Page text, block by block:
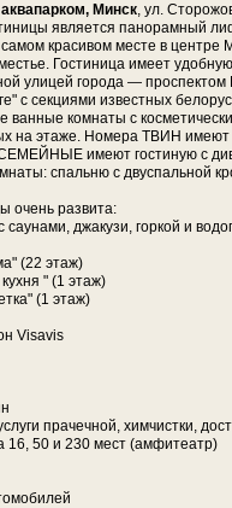
Минск, ул.
является панорамный
красивом месте в центре
Гостиница имеет
улицей города —
с секциями известных
комнаты с
на этаже. Номера ТВИН
имеют гостиную с
спальню с двуспальной
очень развита:
саунами, джакузи, горкой и
(22 этаж)
" (1 этаж)
(1 этаж)
Visavis
прачечной, химчистки,
16, 50 и 230 мест (амфитеатр)